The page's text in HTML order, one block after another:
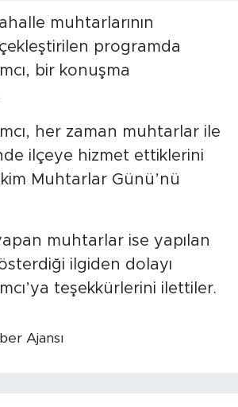
muhtarlarının
programda
bir konuşma
her zaman muhtarlar ile
ilçeye hizmet ettiklerini
Muhtarlar Günü’nü
muhtarlar ise yapılan
ilgiden dolayı
teşekkürlerini ilettiler.
Ajansı